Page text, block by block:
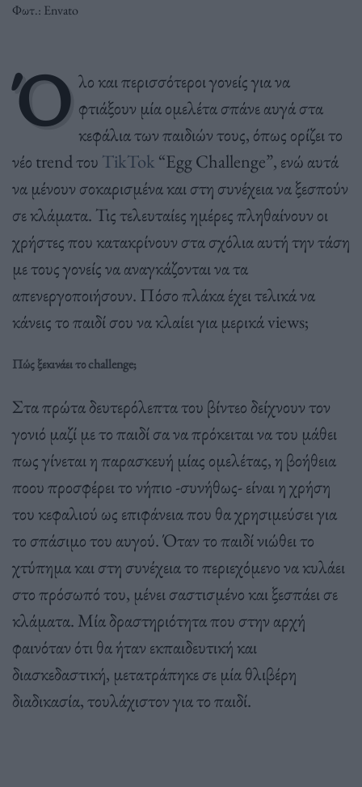
Φωτ.: Envato
Ό λο και περισσότεροι γονείς για να
φτιάξουν μία ομελέτα σπάνε αυγά στα
κεφάλια των παιδιών τους, όπως ορίζει το
νέο trend του TikTok “Egg Challenge”, ενώ αυτά
να μένουν σοκαρισμένα και στη συνέχεια να ξεσπούν
σε κλάματα. Τις τελευταίες ημέρες πληθαίνουν οι
χρήστες που κατακρίνουν στα σχόλια αυτή την τάση
με τους γονείς να αναγκάζονται να τα
απενεργοποιήσουν. Πόσο πλάκα έχει τελικά να
κάνεις το παιδί σου να κλαίει για μερικά views;
Πώς ξεκινάει το challenge;
Στα πρώτα δευτερόλεπτα του βίντεο δείχνουν τον
γονιό μαζί με το παιδί σα να πρόκειται να του μάθει
πως γίνεται η παρασκευή μίας ομελέτας, η βοήθεια
ποου προσφέρει το νήπιο -συνήθως- είναι η χρήση
του κεφαλιού ως επιφάνεια που θα χρησιμεύσει για
το σπάσιμο του αυγού. Όταν το παιδί νιώθει το
χτύπημα και στη συνέχεια το περιεχόμενο να κυλάει
στο πρόσωπό του, μένει σαστισμένο και ξεσπάει σε
κλάματα. Μία δραστηριότητα που στην αρχή
φαινόταν ότι θα ήταν εκπαιδευτική και
διασκεδαστική, μετατράπηκε σε μία θλιβέρη
διαδικασία, τουλάχιστον για το παιδί.